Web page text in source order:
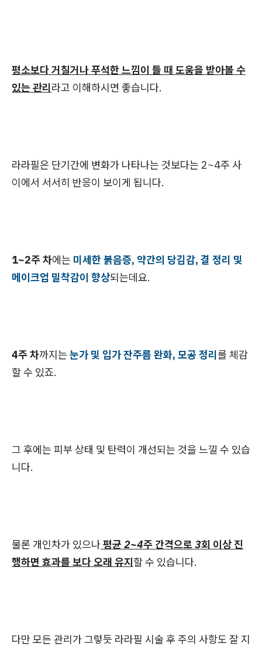
평소보다 거칠거나 푸석한 느낌이 들 때 도움을 받아볼 수
있는 관리라고 이해하시면 좋습니다.
라라필은 단기간에 변화가 나타나는 것보다는 2~4주 사
이에서 서서히 반응이 보이게 됩니다.
1~2주 차에는 미세한 붉음증, 약간의 당김감, 결 정리 및
메이크업 밀착감이 향상되는데요.
4주 차까지는 눈가 및 입가 잔주름 완화, 모공 정리를 체감
할 수 있죠.
그 후에는 피부 상태 및 탄력이 개선되는 것을 느낄 수 있습
니다.
물론 개인차가 있으나평균 2~4주 간격으로 3회 이상 진
행하면 효과를 보다 오래 유지할 수 있습니다.
다만 모든 관리가 그렇듯 라라필 시술 후 주의 사항도 잘 지